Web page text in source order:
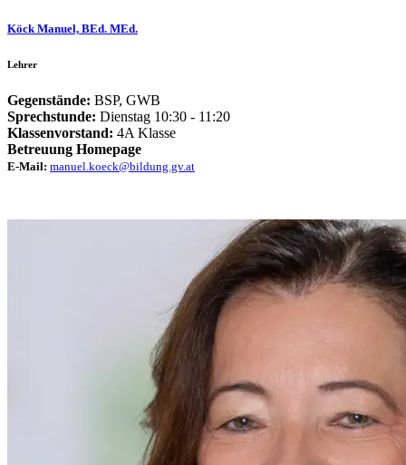
Köck Manuel, BEd. MEd.
Lehrer
Gegenstände: BSP, GWB
Sprechstunde: Dienstag 10:30 - 11:20
Klassenvorstand: 4A Klasse
Betreuung Homepage
E-Mail: manuel.koeck@bildung.gv.at